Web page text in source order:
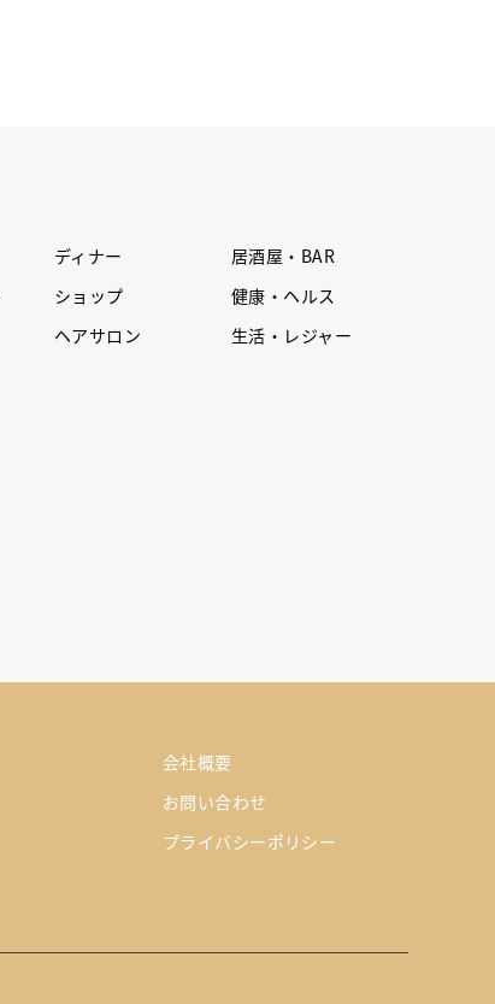
ディナー
居酒屋・BAR
ショップ
健康・ヘルス
ヘアサロン 生活・レジャー
会社概要
お問い合わせ
プライバシーポリシー